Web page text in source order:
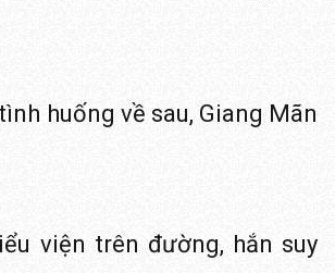
huống về sau, Giang Mãn
viện trên đường, hắn suy